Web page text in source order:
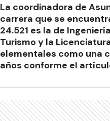
La coordinadora de
carrera que se
24.521 es la de
Turismo y la
elementales como una
años conforme el